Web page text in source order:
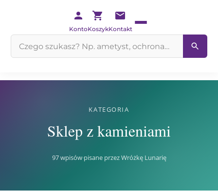
KontoKoszykKontakt
KATEGORIA
Sklep z kamieniami
97 wpisów·pisane przez Wróżkę Lunarię